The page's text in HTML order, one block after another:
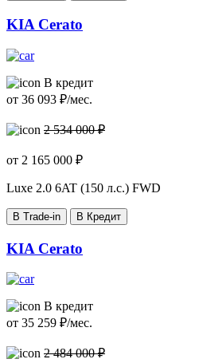
KIA Cerato
В кредит
от 36 093 ₽/мес.
2 534 000 ₽
от 2 165 000 ₽
Luxe 2.0 6AT (150 л.с.) FWD
В Trade-in В Кредит
KIA Cerato
В кредит
от 35 259 ₽/мес.
2 484 000 ₽